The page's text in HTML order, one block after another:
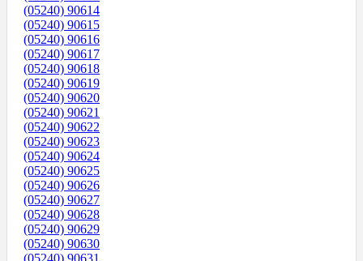
(05240) 90614
(05240) 90615
(05240) 90616
(05240) 90617
(05240) 90618
(05240) 90619
(05240) 90620
(05240) 90621
(05240) 90622
(05240) 90623
(05240) 90624
(05240) 90625
(05240) 90626
(05240) 90627
(05240) 90628
(05240) 90629
(05240) 90630
(05240) 90631